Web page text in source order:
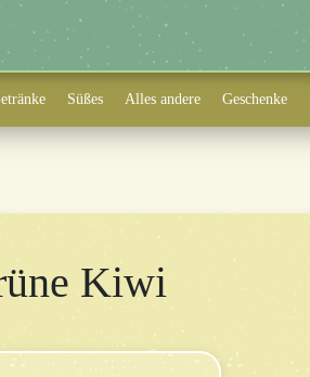
Süßes Alles andere Geschenke
Kiwi